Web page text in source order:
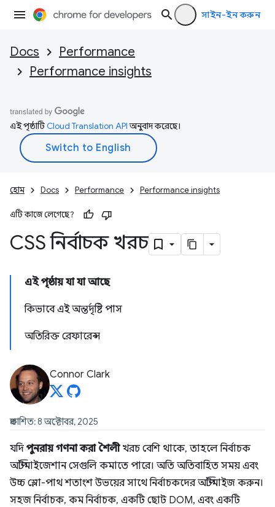
সাইন-ইন করুন
Docs
Performance
Performance insights
এই পৃষ্ঠাটিCloud Translation APIঅনুবাদ করেছে।
হোম Docs Performance Performance insights
এটি কাজে লেগেছে?
CSS নির্বাচক খরচ
এই পৃষ্ঠায় যা যা আছে
কিভাবে এই অন্তর্দৃষ্টি পাস
অতিরিক্ত রেফারেন্স
Connor Clark
প্রকাশিত: 8 অক্টোবর, 2025
যদি পুনরায় গণনা করা শৈলীখরচ বেশি থাকে, তাহলে নির্বাচক
অপ্টিমাইজেশান সেগুলি কমাতে পারে। অতি অতিবাহিত সময় এবং
উচ্চ স্লো-পাথ শতাংশ উভয়ের সাথে নির্বাচকদের অপ্টিমাইজ করুন।
সহজ নির্বাচক, কম নির্বাচক, একটি ছোট DOM, এবং একটি